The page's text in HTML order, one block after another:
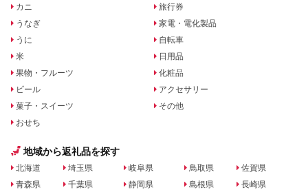
カニ
うなぎ
うに
米
果物・フルーツ
ビール
菓子・スイーツ
おせち
旅行券
家電・電化製品
自転車
日用品
化粧品
アクセサリー
その他
地域から返礼品を探す
北海道
青森県
埼玉県
千葉県
岐阜県
静岡県
鳥取県
島根県
佐賀県
長崎県